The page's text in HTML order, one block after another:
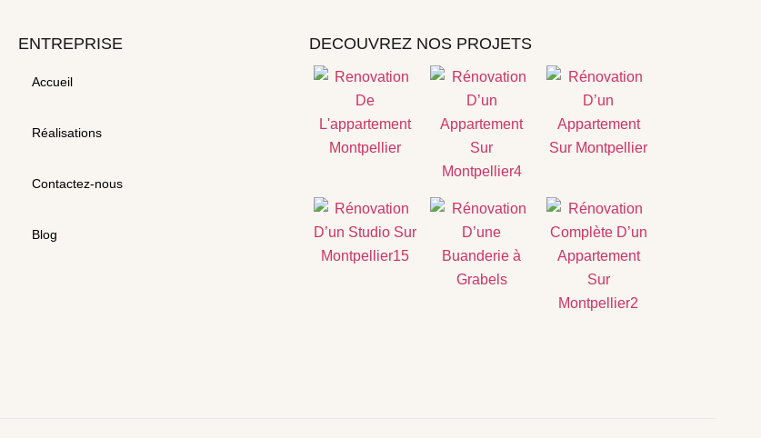
ENTREPRISE
Accueil
Réalisations
Contactez-nous
Blog
DECOUVREZ NOS PROJETS